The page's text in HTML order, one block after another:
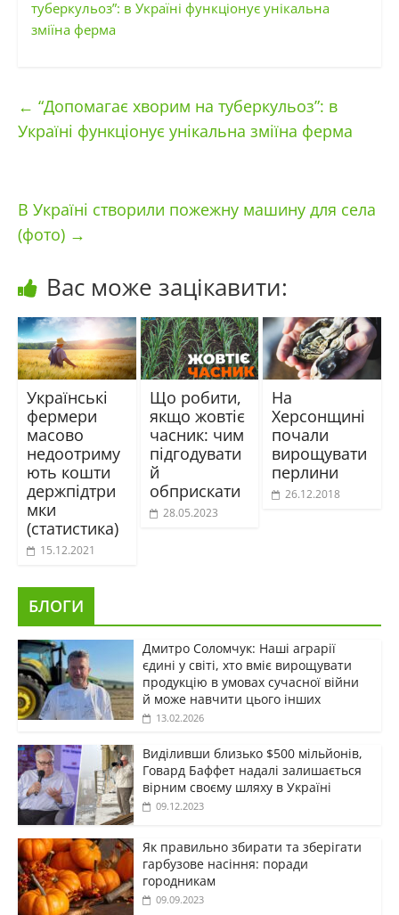
туберкульоз”: в Україні функціонує унікальна
зміїна ферма
← “Допомагає хворим на туберкульоз”: в
Україні функціонує унікальна зміїна ферма
В Україні створили пожежну машину для села
(фото) →
Вас може зацікавити:
Українські
фермери
масово
недоотриму
ють кошти
держпідтри
мки
(статистика)
15.12.2021
Що робити,
якщо жовтіє
часник: чим
підгодувати
й
обприскати
28.05.2023
На
Херсонщині
почали
вирощувати
перлини
26.12.2018
БЛОГИ
Дмитро Соломчук: Наші аграрії
єдині у світі, хто вміє вирощувати
продукцію в умовах сучасної війни
й може навчити цього інших
13.02.2026
Виділивши близько $500 мільйонів,
Говард Баффет надалі залишається
вірним своєму шляху в Україні
09.12.2023
Як правильно збирати та зберігати
гарбузове насіння: поради
городникам
09.09.2023